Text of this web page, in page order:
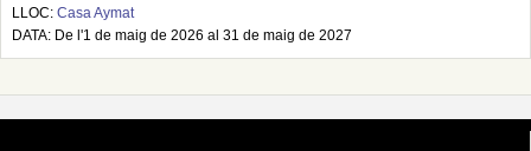
LLOC: Casa Aymat
DATA: De l'1 de maig de 2026 al 31 de maig de 2027